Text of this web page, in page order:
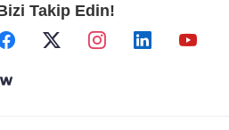
Harmancık’ta da yolları
Alevi Kültür ve Sanat Festivali
Takip Edin!